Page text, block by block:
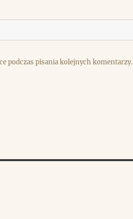
podczas pisania kolejnych komentarzy.